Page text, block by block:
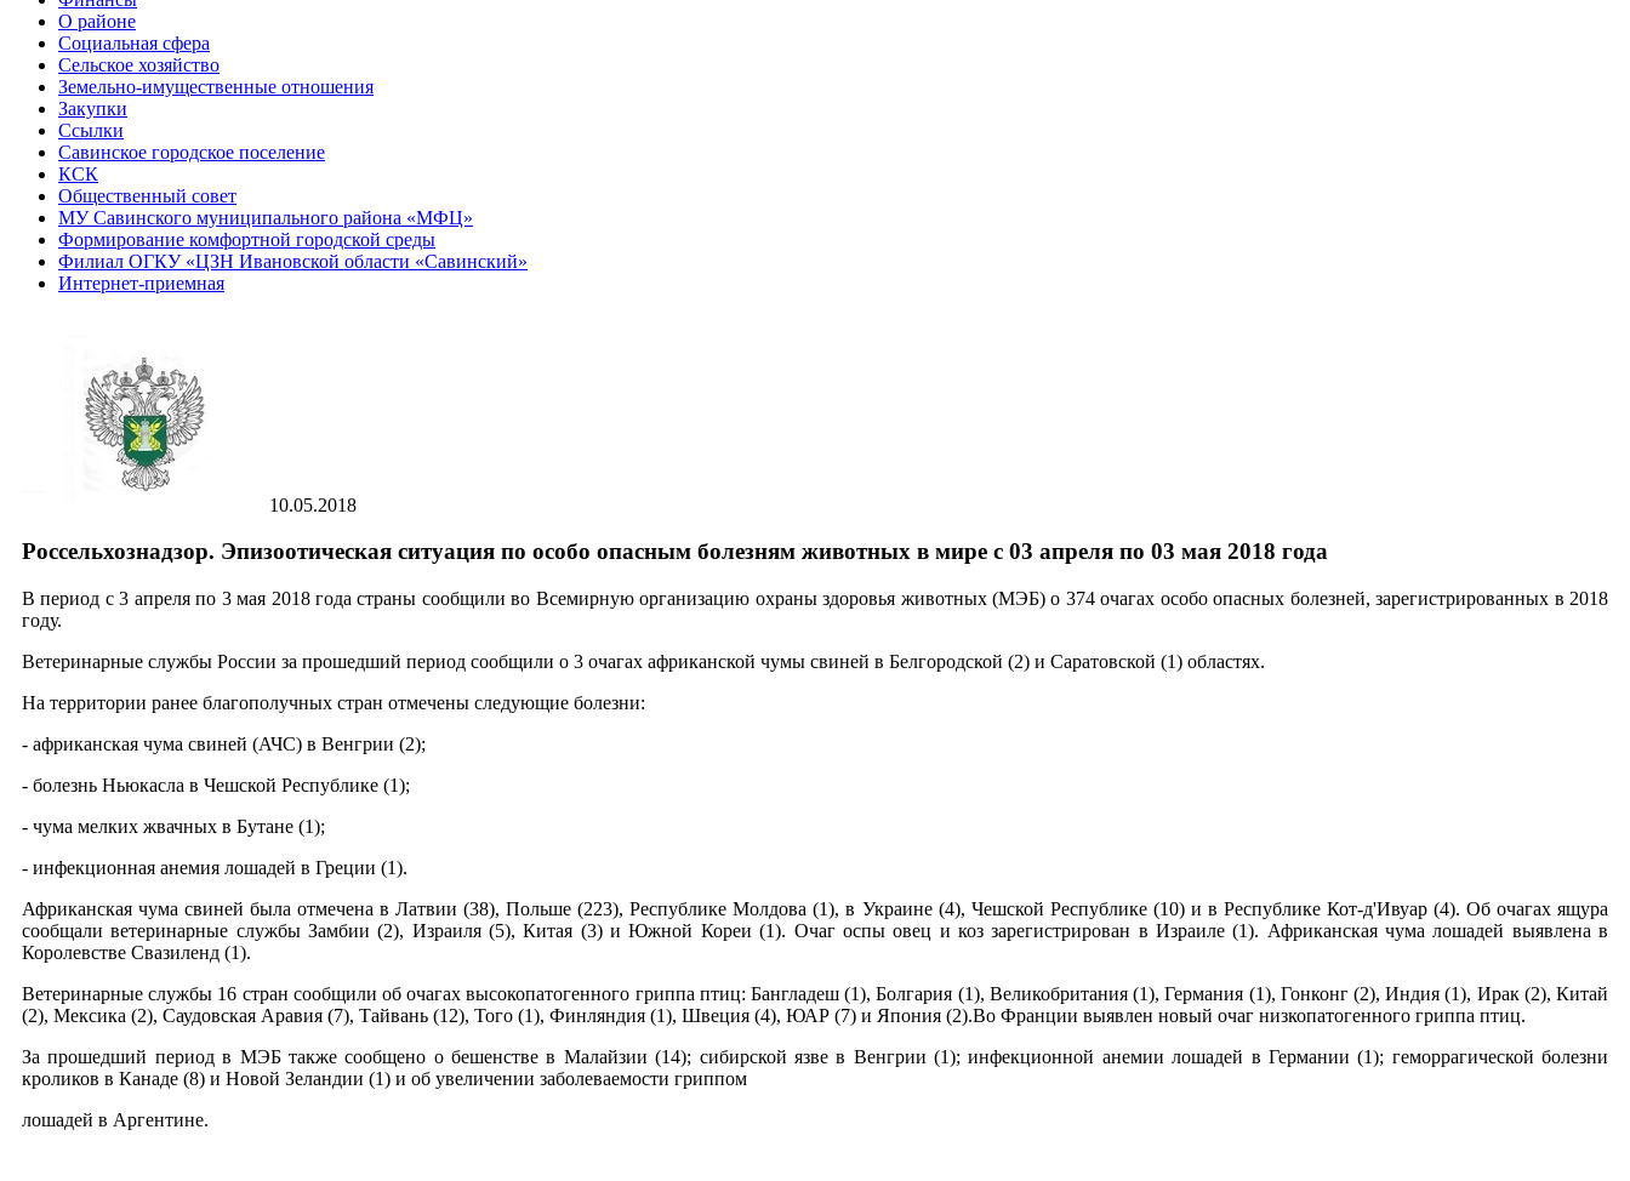
О районе
Социальная сфера
Сельское хозяйство
Земельно-имущественные отношения
Закупки
Ссылки
Савинское городское поселение
КСК
Общественный совет
МУ Савинского муниципального района «МФЦ»
Формирование комфортной городской среды
Филиал ОГКУ «ЦЗН Ивановской области «Савинский»
Интернет-приемная
10.05.2018
Россельхознадзор. Эпизоотическая ситуация по особо опасным болезням животных в мире с 03 апреля по 03 мая 2018 года
В период с 3 апреля по 3 мая 2018 года страны сообщили во Всемирную организацию охраны здоровья животных (МЭБ) о 374 очагах особо опасных болезней, зарегистрированных в 2018
году.
Ветеринарные службы России за прошедший период сообщили о 3 очагах африканской чумы свиней в Белгородской (2) и Саратовской (1) областях.
На территории ранее благополучных стран отмечены следующие болезни:
- африканская чума свиней (АЧС) в Венгрии (2);
- болезнь Ньюкасла в Чешской Республике (1);
- чума мелких жвачных в Бутане (1);
- инфекционная анемия лошадей в Греции (1).
Африканская чума свиней была отмечена в Латвии (38), Польше (223), Республике Молдова (1), в Украине (4), Чешской Республике (10) и в Республике Кот-д'Ивуар (4). Об очагах ящура
сообщали ветеринарные службы Замбии (2), Израиля (5), Китая (3) и Южной Кореи (1). Очаг оспы овец и коз зарегистрирован в Израиле (1). Африканская чума лошадей выявлена в
Королевстве Свазиленд (1).
Ветеринарные службы 16 стран сообщили об очагах высокопатогенного гриппа птиц: Бангладеш (1), Болгария (1), Великобритания (1), Германия (1), Гонконг (2), Индия (1), Ирак (2), Китай
(2), Мексика (2), Саудовская Аравия (7), Тайвань (12), Того (1), Финляндия (1), Швеция (4), ЮАР (7) и Япония (2).Во Франции выявлен новый очаг низкопатогенного гриппа птиц.
За прошедший период в МЭБ также сообщено о бешенстве в Малайзии (14); сибирской язве в Венгрии (1); инфекционной анемии лошадей в Германии (1); геморрагической болезни
кроликов в Канаде (8) и Новой Зеландии (1) и об увеличении заболеваемости гриппом
лошадей в Аргентине.